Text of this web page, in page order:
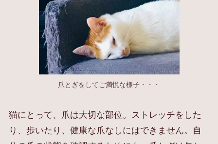
爪とぎをしてご満悦な様子・・・
猫にとって、爪は大切な部位。ストレッチをした
り、歩いたり、健康な爪なしにはできません。自